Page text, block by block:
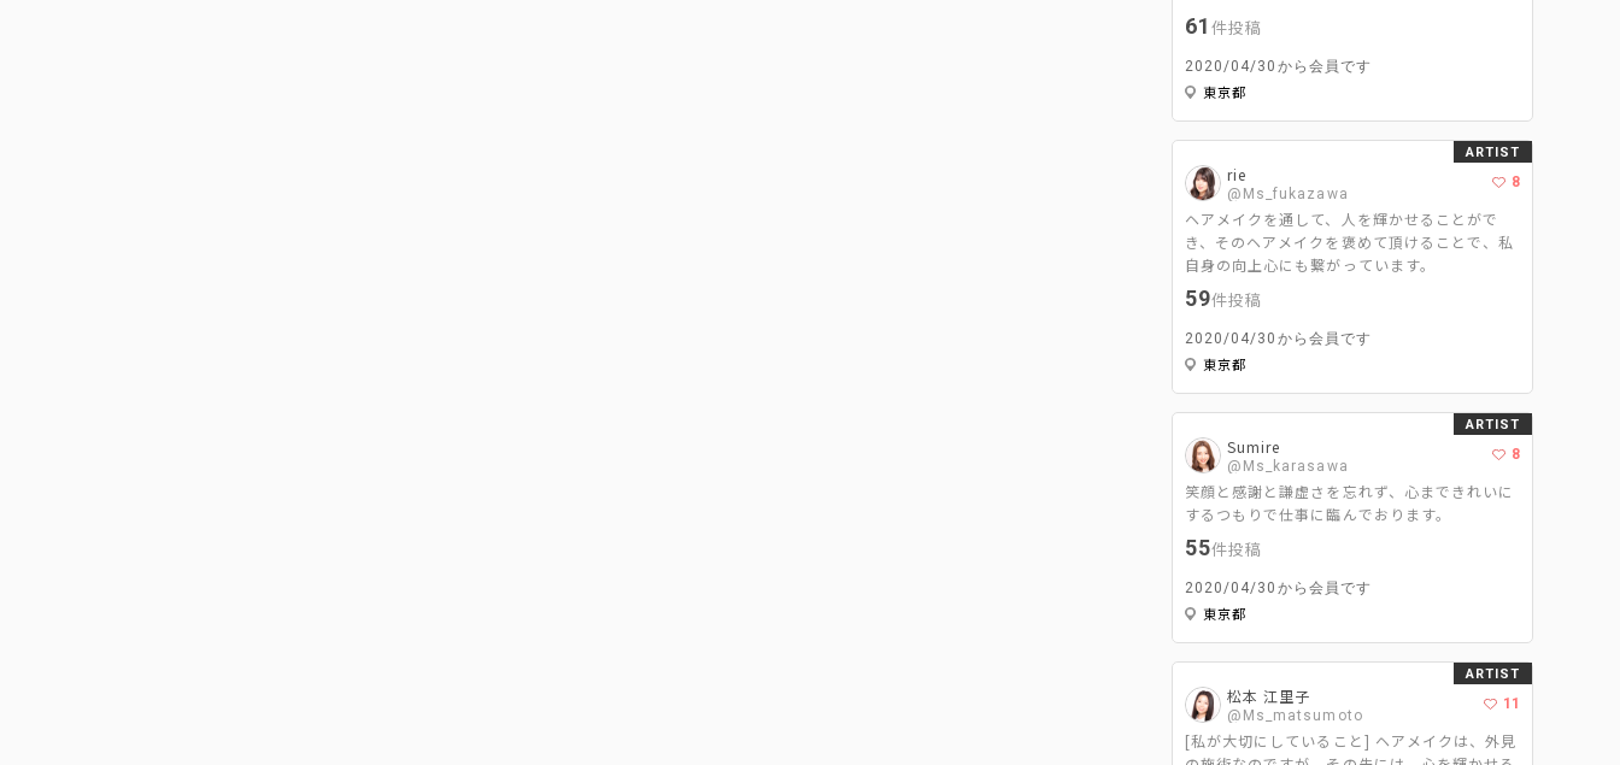
61件投稿
2020/04/30から会員です
東京都
rie
@Ms_fukazawa
8
ヘアメイクを通して、人を輝かせることがで
き、そのヘアメイクを褒めて頂けることで、私
自身の向上心にも繋がっています。
59件投稿
2020/04/30から会員です
東京都
ARTIST
Sumire
@Ms_karasawa
8
笑顔と感謝と謙虚さを忘れず、心まできれいに
するつもりで仕事に臨んでおります。
55件投稿
2020/04/30から会員です
東京都
ARTIST
松本 江里子
@Ms_matsumoto
11
[私が大切にしていること] ヘアメイクは、外見
ARTIST